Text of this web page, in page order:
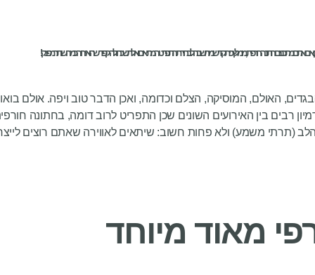
אם אתם מתכננים חתונה חורפית, מומלץ כי תקדישו מחשבה לבחירת התפריט המתאים ואל תשכחו להקפיד שהוא יהיה כמה שיותר מפנק!
האולם, המוסיקה, הצלם וכדומה, ואכן הדבר טוב ויפה. אולם
רבים בין האירועים השונים שכן התפריט לרוב דומה, בחתונה
(תרתי משמע) ולא פחות חשוב: שיתאים לאווירה שאתם רוצים
מאוד מיוחד